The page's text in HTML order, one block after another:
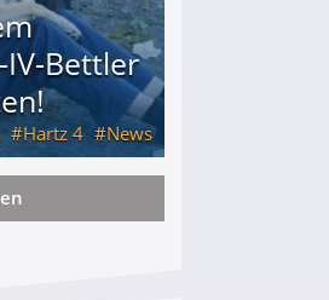
Bettler
Hartz 4 News